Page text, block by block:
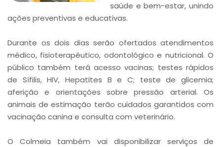
saúde e bem-estar, unindo
ações preventivas e educativas.
Durante os dois dias serão ofertados atendimentos
médico, fisioterapêutico, odontológico e nutricional. O
público também terá acesso vacinas; testes rápidos
de Sífilis, HIV, Hepatites B e C; teste de glicemia;
aferição e orientações sobre pressão arterial. Os
animais de estimação terão cuidados garantidos com
vacinação canina e consulta com veterinário.
O Colmeia também vai disponibilizar serviços de